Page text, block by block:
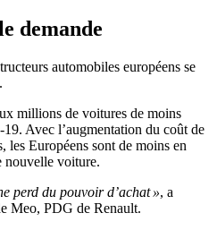
demande
automobiles européens se
millions de voitures de moins
Avec l’augmentation du coût de
les Européens sont de moins en
nouvelle voiture.
perd du pouvoir d’achat », a
Meo, PDG de Renault.